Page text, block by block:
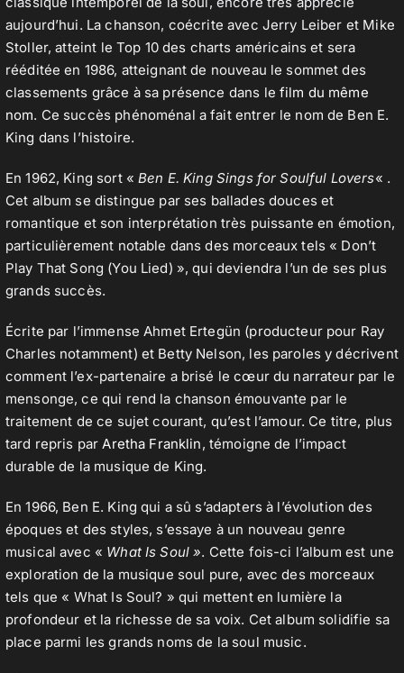
aujourd’hui. La chanson, coécrite avec Jerry Leiber et Mike
Stoller, atteint le Top 10 des charts américains et sera
rééditée en 1986, atteignant de nouveau le sommet des
classements grâce à sa présence dans le film du même
nom. Ce succès phénoménal a fait entrer le nom de Ben E.
King dans l’histoire.
En 1962, King sort «Ben E. King Sings for Soulful Lovers« .
Cet album se distingue par ses ballades douces et
romantique et son interprétation très puissante en émotion,
particulièrement notable dans des morceaux tels « Don’t
Play That Song (You Lied) », qui deviendra l’un de ses plus
grands succès.
Écrite par l’immense Ahmet Ertegün (producteur pour Ray
Charles notamment) et Betty Nelson, les paroles y décrivent
comment l’ex-partenaire a brisé le cœur du narrateur par le
mensonge, ce qui rend la chanson émouvante par le
traitement de ce sujet courant, qu’est l’amour. Ce titre, plus
tard repris parAretha Franklin, témoigne de l’impact
durable de la musique de King.
En 1966, Ben E. King qui a sû s’adapters à l’évolution des
époques et des styles, s’essaye à un nouveau genre
musical avec « What Is Soul ». Cette fois-ci l’album est une
exploration de la musique soul pure, avec des morceaux
tels que « What Is Soul? » qui mettent en lumière la
profondeur et la richesse de sa voix. Cet album solidifie sa
place parmi les grands noms de la soul music.